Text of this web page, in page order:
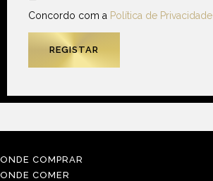
Concordo com a Política de Privacidade
ONDE COMPRAR
ONDE COMER